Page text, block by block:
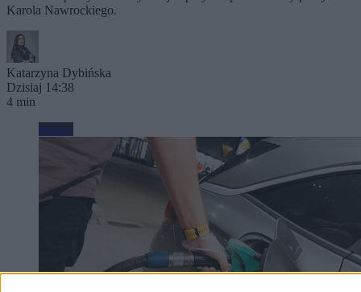
Karola Nawrockiego.
Katarzyna Dybińska
Dzisiaj 14:38
4 min
Biznes